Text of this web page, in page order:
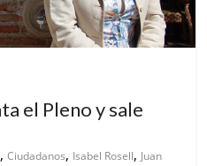
el Pleno y sale
,Ciudadanos, Isabel Rosell, Juan